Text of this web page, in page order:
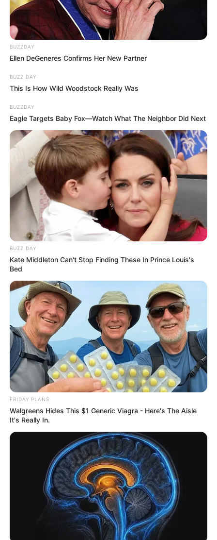
BUZZDAY
Ellen DeGeneres Confirms Her New Partner
BUZZ DAY
This Is How Wild Woodstock Really Was
BUZZDAY
Eagle Targets Baby Fox—Watch What The Neighbor Did Next
BUZZ DAY
Kate Middleton Can't Stop Finding These In Prince Louis's
Bed
FRIDAY PLANS
Walgreens Hides This $1 Generic Viagra - Here's The Aisle
It's Really In.